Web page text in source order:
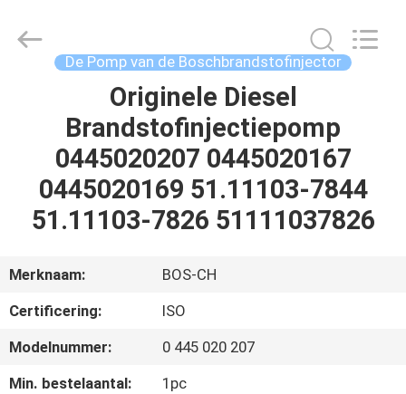
PRODUCTEN
VIDEO'S
OVER
ONS
FABRIEKSTOCHT
Parts
De Pomp van de Boschbrandstofinjector
Originele Diesel
Brandstofinjectiepomp
0445020207 0445020167
0445020169 51.11103-7844
51.11103-7826 51111037826
Merknaam:
BOS-CH
Certificering:
ISO
Modelnummer:
0 445 020 207
Min. bestelaantal:
1pc